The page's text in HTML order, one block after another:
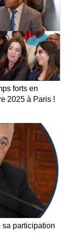
forts en
2025 à Paris !
participation